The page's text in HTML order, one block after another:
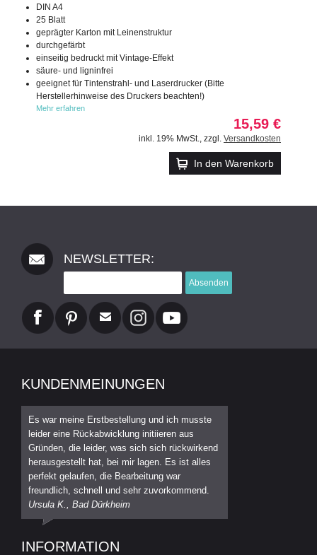
DIN A4
25 Blatt
geprägter Karton mit Leinenstruktur
durchgefärbt
einseitig bedruckt mit Vintage-Effekt
säure- und ligninfrei
geeignet für Tintenstrahl- und Laserdrucker (Bitte
Herstellerhinweise des Druckers beachten!)
Mehr erfahren
15,59 €
inkl. 19% MwSt. zzgl. Versandkosten
In den Warenkorb
NEWSLETTER:
Absenden
KUNDENMEINUNGEN
Es war meine Erstbestellung und ich musste
leider eine Rückabwicklung initiieren aus
Gründen, die leider, was sich sich rückwirkend
herausgestellt hat, bei mir lagen. Es ist alles
perfekt gelaufen, die Bearbeitung war
freundlich, schnell und sehr zuvorkommend.
Ursula K., Bad Dürkheim
INFORMATION